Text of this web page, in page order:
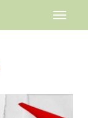
Toggle